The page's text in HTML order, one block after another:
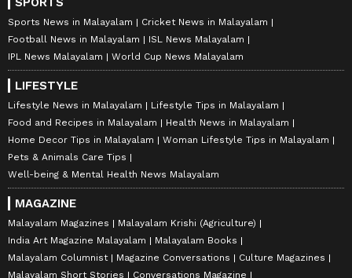
Sports News in Malayalam
Cricket News in Malayalam
Football News in Malayalam
ISL News Malayalam
IPL News Malayalam
World Cup News Malayalam
LIFESTYLE
Lifestyle News in Malayalam
Lifestyle Tips in Malayalam
Food and Recipes in Malayalam
Health News in Malayalam
Home Decor Tips in Malayalam
Woman Lifestyle Tips in Malayalam
Pets & Animals Care Tips
Well-being & Mental Health News Malayalam
MAGAZINE
Malayalam Magazines
Malayalam Krishi (Agriculture)
India Art Magazine Malayalam
Malayalam Books
Malayalam Columnist
Magazine Conversations
Culture Magazines
Malayalam Short Stories
Conversations Magazine